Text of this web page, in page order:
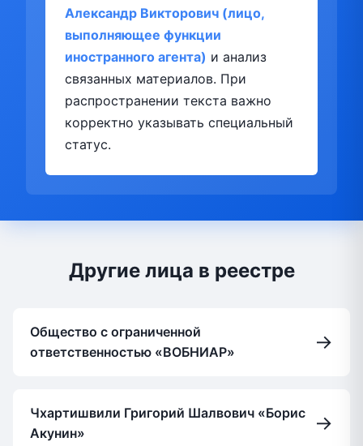
Александр Викторович (лицо,
выполняющее функции
иностранного агента) и анализ
связанных материалов. При
распространении текста важно
корректно указывать специальный
статус.
Другие лица в реестре
Общество с ограниченной
ответственностью «ВОБНИАР»
→
Чхартишвили Григорий Шалвович «Борис
Акунин»
→